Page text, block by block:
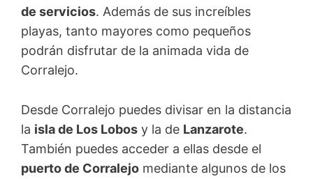
de servicios. Además de sus increíbles
playas, tanto mayores como pequeños
podrán disfrutar de la animada vida de
Corralejo.
Desde Corralejo puedes divisar en la distancia
la isla de Los Lobos y la de Lanzarote.
También puedes acceder a ellas desde el
puerto de Corralejo mediante algunos de los